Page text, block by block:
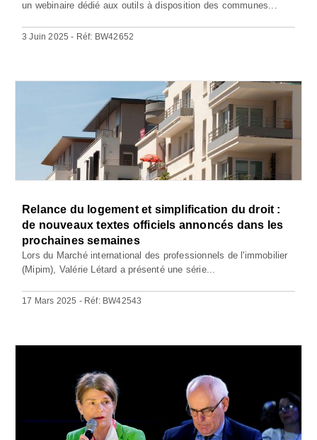
un webinaire dédié aux outils à disposition des communes...
3 Juin 2025 - Réf: BW42652
Relance du logement et simplification du droit :
de nouveaux textes officiels annoncés dans les
prochaines semaines
Lors du Marché international des professionnels de l'immobilier
(Mipim), Valérie Létard a présenté une série...
17 Mars 2025 - Réf: BW42543